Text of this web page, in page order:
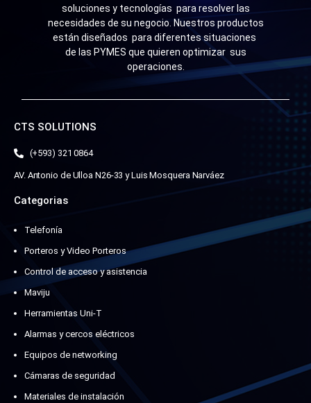
soluciones y tecnologías para resolver las
necesidades de su negocio. Nuestros productos
están diseñados para diferentes situaciones
de las PYMES que quieren optimizar sus
operaciones.
CTS SOLUTIONS
(+593) 321 0864
AV. Antonio de Ulloa N26-33 y Luis Mosquera Narváez
Categorias
Telefonía
Porteros y Video Porteros
Control de acceso y asistencia
Maviju
Herramientas Uni-T
Alarmas y cercos eléctricos
Equipos de networking
Cámaras de seguridad
Materiales de instalación